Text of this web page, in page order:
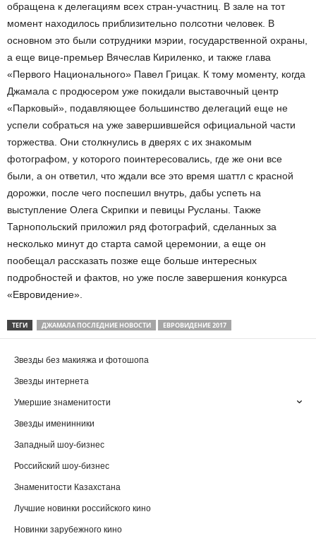
обращена к делегациям всех стран-участниц. В зале на тот
момент находилось приблизительно полсотни человек. В
основном это были сотрудники мэрии, государственной охраны,
а еще вице-премьер Вячеслав Кириленко, и также глава
«Первого Национального» Павел Грицак. К тому моменту, когда
Джамала с продюсером уже покидали выставочный центр
«Парковый», подавляющее большинство делегаций еще не
успели собраться на уже завершившейся официальной части
торжества. Они столкнулись в дверях с их знакомым
фотографом, у которого поинтересовались, где же они все
были, а он ответил, что ждали все это время шаттл с красной
дорожки, после чего поспешил внутрь, дабы успеть на
выступление Олега Скрипки и певицы Русланы. Также
Тарнопольский приложил ряд фотографий, сделанных за
несколько минут до старта самой церемонии, а еще он
пообещал рассказать позже еще больше интересных
подробностей и фактов, но уже после завершения конкурса
«Евровидение».
ТЕГИ ДЖАМАЛА ПОСЛЕДНИЕ НОВОСТИ ЕВРОВИДЕНИЕ 2017
Звезды без макияжа и фотошопа
Звезды интернета
Умершие знаменитости
Звезды именинники
Западный шоу-бизнес
Российский шоу-бизнес
Знаменитости Казахстана
Лучшие новинки российского кино
Новинки зарубежного кино